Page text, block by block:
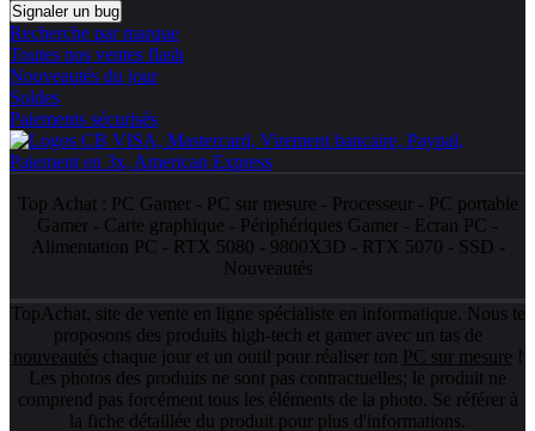
Signaler un bug
Recherche par marque
Toutes nos ventes flash
Nouveautés du jour
Soldes
Paiements sécurisés
Top Achat : PC Gamer- PC sur mesure - Processeur- PC portable
Gamer - Carte graphique - Périphériques Gamer - Ecran PC -
Alimentation PC - RTX 5080 - 9800X3D - RTX 5070 - SSD -
Nouveautés
TopAchat, site de vente en ligne spécialiste en informatique. Nous te
proposons des produits high-tech et gamer avec un tas de
nouveautés chaque jour et un outil pour réaliser ton PC sur mesure !
Les photos des produits ne sont pas contractuelles; le produit ne
comprend pas forcément tous les éléments de la photo. Se référer à
la fiche détaillée du produit pour plus d'informations.